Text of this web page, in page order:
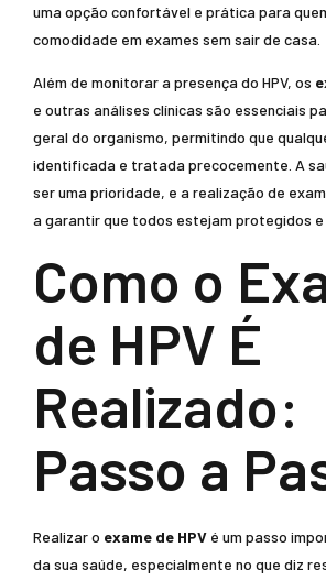
uma opção confortável e prática para
comodidade em exames sem sair de casa.
Além de monitorar a presença do HPV, os
e outras análises clínicas são essenciais
geral do organismo, permitindo que
identificada e tratada precocemente. A
ser uma prioridade, e a realização de
a garantir que todos estejam protegidos e
Como o
de HPV É
Realizado:
Passo a
Realizar o exame de HPV é um passo
da sua saúde, especialmente no que diz